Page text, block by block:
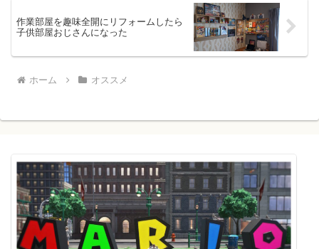
作業部屋を趣味全開にリフォームしたら
子供部屋おじさんになった
ホーム オススメ